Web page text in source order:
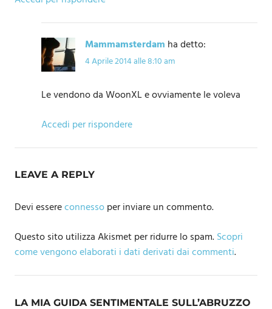
Mammamsterdam ha detto:
4 Aprile 2014 alle 8:10 am
Le vendono da WoonXL e ovviamente le voleva
Accedi per rispondere
LEAVE A REPLY
Devi essereconnessoper inviare un commento.
Questo sito utilizza Akismet per ridurre lo spam.Scopri
come vengono elaborati i dati derivati dai commenti.
LA MIA GUIDA SENTIMENTALE SULL’ABRUZZO